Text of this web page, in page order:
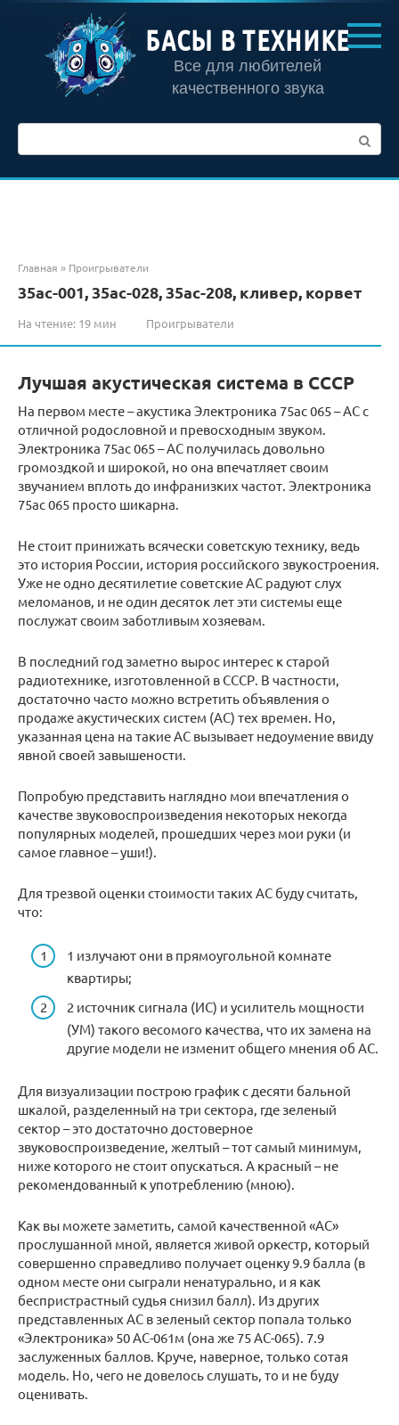
контенту
БАСЫ В ТЕХНИКЕ
Все для любителей
качественного звука
Главная » Проигрыватели
35ас-001, 35ас-028, 35ас-208, кливер, корвет
На чтение: 19 мин Проигрыватели
Лучшая акустическая система в СССР
На первом месте – акустика Электроника 75ас 065 – АС с
отличной родословной и превосходным звуком.
Электроника 75ас 065 – АС получилась довольно
громоздкой и широкой, но она впечатляет своим
звучанием вплоть до инфранизких частот. Электроника
75ас 065 просто шикарна.
Не стоит принижать всячески советскую технику, ведь
это история России, история российского звукостроения.
Уже не одно десятилетие советские АС радуют слух
меломанов, и не один десяток лет эти системы еще
послужат своим заботливым хозяевам.
В последний год заметно вырос интерес к старой
радиотехнике, изготовленной в СССР. В частности,
достаточно часто можно встретить объявления о
продаже акустических систем (АС) тех времен. Но,
указанная цена на такие АС вызывает недоумение ввиду
явной своей завышености.
Попробую представить наглядно мои впечатления о
качестве звуковоспроизведения некоторых некогда
популярных моделей, прошедших через мои руки (и
самое главное – уши!).
Для трезвой оценки стоимости таких АС буду считать,
что:
1 излучают они в прямоугольной комнате
квартиры;
2 источник сигнала (ИС) и усилитель мощности
(УМ) такого весомого качества, что их замена на
другие модели не изменит общего мнения об АС.
Для визуализации построю график с десяти бальной
шкалой, разделенный на три сектора, где зеленый
сектор – это достаточно достоверное
звуковоспроизведение, желтый – тот самый минимум,
ниже которого не стоит опускаться. А красный – не
рекомендованный к употреблению (мною).
Как вы можете заметить, самой качественной «АС»
прослушанной мной, является живой оркестр, который
совершенно справедливо получает оценку 9.9 балла (в
одном месте они сыграли ненатурально, и я как
беспристрастный судья снизил балл). Из других
представленных АС в зеленый сектор попала только
«Электроника» 50 АС-061м (она же 75 АС-065). 7.9
заслуженных баллов. Круче, наверное, только сотая
модель. Но, чего не довелось слушать, то и не буду
оценивать.